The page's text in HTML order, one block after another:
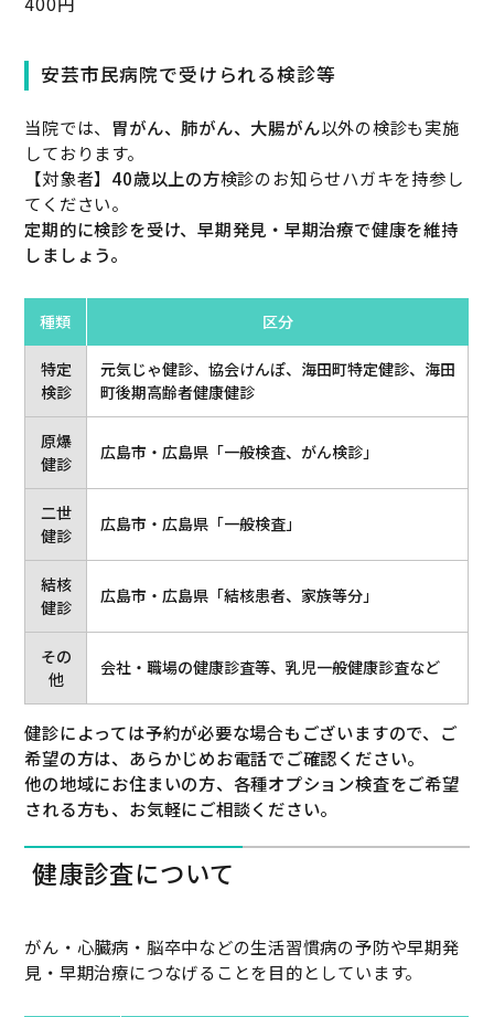
安芸市民病院で受けられる検診等
当院では、 胃がん、肺がん、大腸がん以外の検診も実施
しております。
【対象者】 40歳以上の方検診のお知らせハガキを持参し
てください。
定期的に検診を受け、早期発見・早期治療で健康を維持
しましょう。
種類 区分
特定
検診
元気じゃ健診、協会けんぽ、海田町特定健診、海田
町後期高齢者健康健診
原爆
健診
広島市・広島県「一般検査、がん検診」
二世
健診
広島市・広島県「一般検査」
結核
健診
広島市・広島県「結核患者、家族等分」
その
他
会社・職場の健康診査等、乳児一般健康診査など
健診によっては予約が必要な場合もございますので、ご
希望の方は、あらかじめお電話でご確認ください。
他の地域にお住まいの方、各種オプション検査をご希望
される方も、お気軽にご相談ください。
健康診査について
がん・心臓病・脳卒中などの生活習慣病の予防や早期発
見・早期治療につなげることを目的としています。